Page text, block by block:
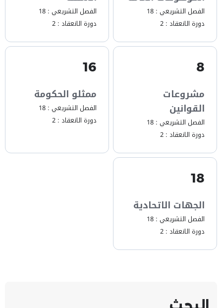
الفصل التشريعي : 18
دورة الانعقاد : 2
الفصل التشريعي : 18
دورة الانعقاد : 2
8
مشروعات
القوانين
الفصل التشريعي : 18
دورة الانعقاد : 2
16
ممثلو الحكومة
الفصل التشريعي : 18
دورة الانعقاد : 2
18
الجهات الاتحادية
الفصل التشريعي : 18
دورة الانعقاد : 2